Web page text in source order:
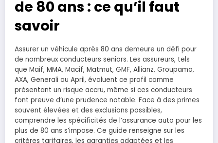
de 80 ans : ce qu’il faut
savoir
Assurer un véhicule après 80 ans demeure un défi pour
de nombreux conducteurs seniors. Les assureurs, tels
que Maif, MMA, Macif, Matmut, GMF, Allianz, Groupama,
AXA, Generali ou April, évaluent ce profil comme
présentant un risque accru, même si ces conducteurs
font preuve d’une prudence notable. Face à des primes
souvent élevées et des exclusions possibles,
comprendre les spécificités de l’assurance auto pour les
plus de 80 ans s’impose. Ce guide renseigne sur les
critères tarifaires, les garanties adaptées et les